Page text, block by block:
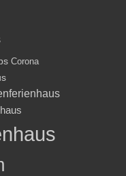
Corona